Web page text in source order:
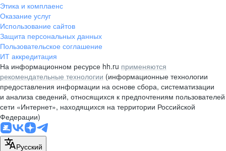
Этика и комплаенс
Оказание услуг
Использование сайтов
Защита персональных данных
Пользовательское соглашение
ИТ аккредитация
На информационном ресурсе hh.ru применяются
рекомендательные технологии (информационные технологии
предоставления информации на основе сбора, систематизации
и анализа сведений, относящихся к предпочтениям пользователей
сети «Интернет», находящихся на территории Российской
Федерации)
Русский